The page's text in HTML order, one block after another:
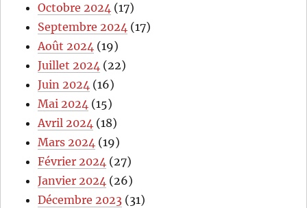
Octobre 2024 (17)
Septembre 2024 (17)
Août 2024 (19)
Juillet 2024 (22)
Juin 2024 (16)
Mai 2024 (15)
Avril 2024 (18)
Mars 2024 (19)
Février 2024 (27)
Janvier 2024 (26)
Décembre 2023 (31)